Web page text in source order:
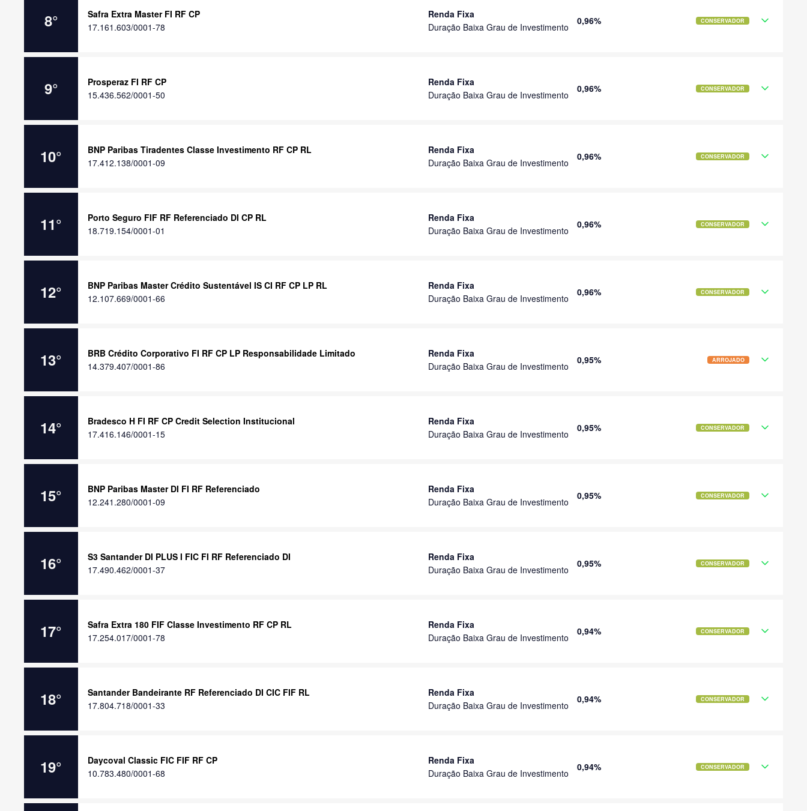
8°
Safra Extra Master FI RF CP
17.161.603/0001-78
Renda Fixa
Duração Baixa Grau de Investimento
0,96% CONSERVADOR
9°
Prosperaz FI RF CP
15.436.562/0001-50
Renda Fixa
Duração Baixa Grau de Investimento
0,96% CONSERVADOR
10°
BNP Paribas Tiradentes Classe Investimento RF CP RL
17.412.138/0001-09
Renda Fixa
Duração Baixa Grau de Investimento
0,96% CONSERVADOR
11°
Porto Seguro FIF RF Referenciado DI CP RL
18.719.154/0001-01
Renda Fixa
Duração Baixa Grau de Investimento
0,96% CONSERVADOR
12°
BNP Paribas Master Crédito Sustentável IS CI RF CP LP RL
12.107.669/0001-66
Renda Fixa
Duração Baixa Grau de Investimento
0,96% CONSERVADOR
13°
BRB Crédito Corporativo FI RF CP LP Responsabilidade Limitado
14.379.407/0001-86
Renda Fixa
Duração Baixa Grau de Investimento
0,95% ARROJADO
14°
Bradesco H FI RF CP Credit Selection Institucional
17.416.146/0001-15
Renda Fixa
Duração Baixa Grau de Investimento
0,95% CONSERVADOR
15°
BNP Paribas Master DI FI RF Referenciado
12.241.280/0001-09
Renda Fixa
Duração Baixa Grau de Investimento
0,95% CONSERVADOR
16°
S3 Santander DI PLUS I FIC FI RF Referenciado DI
17.490.462/0001-37
Renda Fixa
Duração Baixa Grau de Investimento
0,95% CONSERVADOR
17°
Safra Extra 180 FIF Classe Investimento RF CP RL
17.254.017/0001-78
Renda Fixa
Duração Baixa Grau de Investimento
0,94% CONSERVADOR
18°
Santander Bandeirante RF Referenciado DI CIC FIF RL
17.804.718/0001-33
Renda Fixa
Duração Baixa Grau de Investimento
0,94% CONSERVADOR
19°
Daycoval Classic FIC FIF RF CP
10.783.480/0001-68
Renda Fixa
Duração Baixa Grau de Investimento
0,94% CONSERVADOR